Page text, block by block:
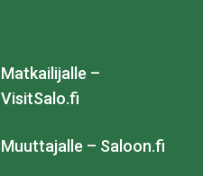
Matkailijalle –
VisitSalo.fi
Muuttajalle – Saloon.fi